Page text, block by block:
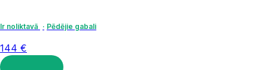
Ir noliktavā Pēdējie gabali
144 €